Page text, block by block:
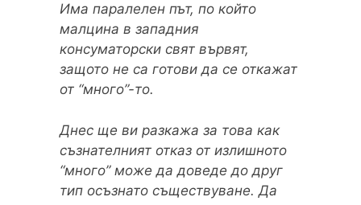
Има паралелен път, по който
малцина в западния
консуматорски свят вървят,
защото не са готови да се откажат
от “много”-то.
Днес ще ви разкажа за това как
съзнателният отказ от излишното
“много” може да доведе до друг
тип осъзнато съществуване. Да